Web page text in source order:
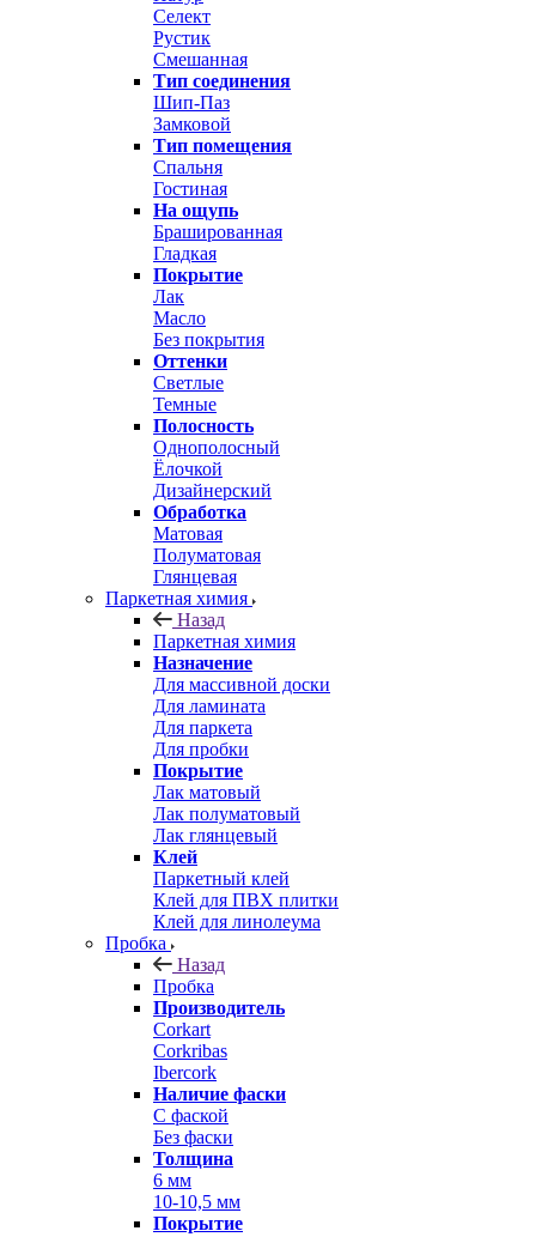
Селект
Рустик
Смешанная
Тип соединения
Шип-Паз
Замковой
Тип помещения
Спальня
Гостиная
На ощупь
Брашированная
Гладкая
Покрытие
Лак
Масло
Без покрытия
Оттенки
Светлые
Темные
Полосность
Однополосный
Ёлочкой
Дизайнерский
Обработка
Матовая
Полуматовая
Глянцевая
Паркетная химия
Назад
Паркетная химия
Назначение
Для массивной доски
Для ламината
Для паркета
Для пробки
Покрытие
Лак матовый
Лак полуматовый
Лак глянцевый
Клей
Паркетный клей
Клей для ПВХ плитки
Клей для линолеума
Пробка
Назад
Пробка
Производитель
Corkart
Corkribas
Ibercork
Наличие фаски
С фаской
Без фаски
Толщина
6 мм
10-10,5 мм
Покрытие